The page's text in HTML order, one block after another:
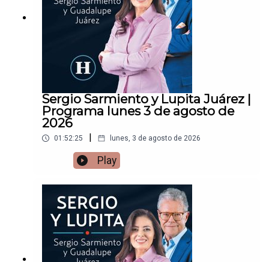
Sergio Sarmiento y Lupita Juárez |
Programa lunes 3 de agosto de
2026
01:52:25 lunes, 3 de agosto de 2026
Play